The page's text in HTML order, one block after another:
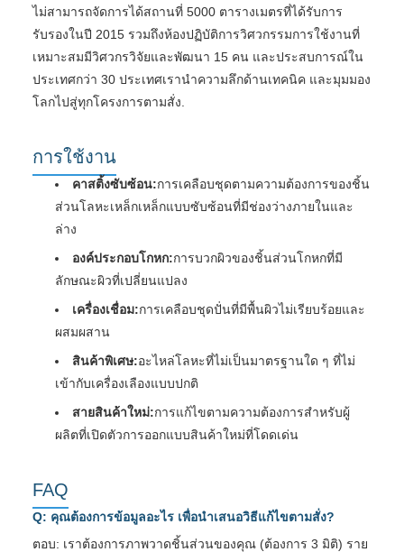
ไม่สามารถจัดการได้สถานที่ 5000 ตารางเมตรที่ได้รับการ
รับรองในปี 2015 รวมถึงห้องปฏิบัติการวิศวกรรมการใช้งานที่
เหมาะสมมีวิศวกรวิจัยและพัฒนา 15 คน และประสบการณ์ใน
ประเทศกว่า 30 ประเทศเรานําความลึกด้านเทคนิค และมุมมอง
โลกไปสู่ทุกโครงการตามสั่ง.
การใช้งาน
คาสติ้งซับซ้อน:การเคลือบชุดตามความต้องการของชิ้น
ส่วนโลหะเหล็กเหล็กแบบซับซ้อนที่มีช่องว่างภายในและ
ล่าง
องค์ประกอบโกหก:การบวกผิวของชิ้นส่วนโกหกที่มี
ลักษณะผิวที่เปลี่ยนแปลง
เครื่องเชื่อม:การเคลือบชุดปั่นที่มีพื้นผิวไม่เรียบร้อยและ
ผสมผสาน
สินค้าพิเศษ:อะไหล่โลหะที่ไม่เป็นมาตรฐานใด ๆ ที่ไม่
เข้ากับเครื่องเลืองแบบปกติ
สายสินค้าใหม่:การแก้ไขตามความต้องการสําหรับผู้
ผลิตที่เปิดตัวการออกแบบสินค้าใหม่ที่โดดเด่น
FAQ
Q: คุณต้องการข้อมูลอะไร เพื่อนําเสนอวิธีแก้ไขตามสั่ง?
ตอบ: เราต้องการภาพวาดชิ้นส่วนของคุณ (ต้องการ 3 มิติ) ราย